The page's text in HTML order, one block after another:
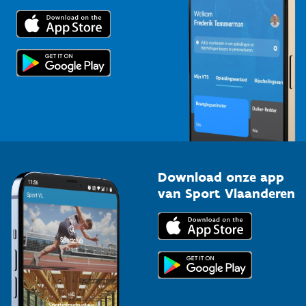
Trainers en begeleiders
Topsporters
Voor de pers
Download onze app
van Sport Vlaanderen